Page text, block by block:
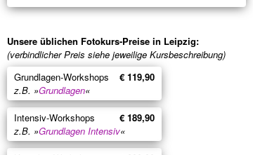
Unsere üblichen Fotokurs-Preise in Leipzig:
(verbindlicher Preis siehe jeweilige Kursbeschreibung)
Grundlagen-Workshops
€ 119,90
z.B. »Grundlagen«
Intensiv-Workshops
€ 189,90
z.B. »Grundlagen Intensiv«